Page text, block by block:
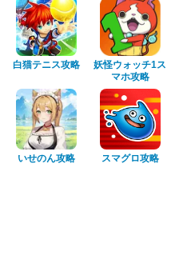
白猫テニス攻略
妖怪ウォッチ1ス
マホ攻略
いせのん攻略 スマグロ攻略